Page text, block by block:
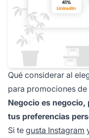
Qué considerar al
para promociones
Negocio es negocio,
tus preferencias
Si te gusta Instagram